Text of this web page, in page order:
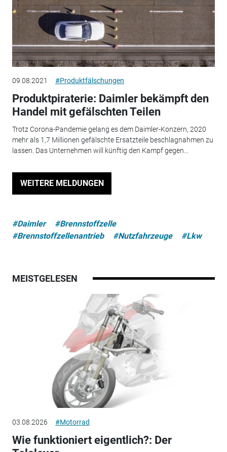
09.08.2021 #Produktfälschungen
Produktpiraterie: Daimler bekämpft den
Handel mit gefälschten Teilen
Trotz Corona-Pandemie gelang es dem Daimler-Konzern, 2020
mehr als 1,7 Millionen gefälschte Ersatzteile beschlagnahmen zu
lassen. Das Unternehmen will künftig den Kampf gegen...
WEITERE MELDUNGEN
#Daimler
#Brennstoffzelle
#Brennstoffzellenantrieb
#Nutzfahrzeuge #Lkw
MEISTGELESEN
03.08.2026 #Motorrad
Wie funktioniert eigentlich?: Der